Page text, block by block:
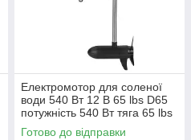
Електромотор для соленої
води 540 Вт 12 В 65 lbs D65
потужність 540 Вт тяга 65 lbs
1650 об/хв
Готово до відправки